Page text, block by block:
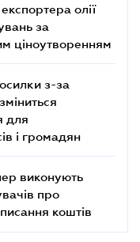
олії
за
ціноутворенням
з-за
для
і громадян
виконують
про
коштів